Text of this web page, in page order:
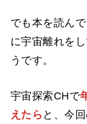
でも本を読ん
に宇宙離れを
うです。
宇宙探索CHで
えたら と、今